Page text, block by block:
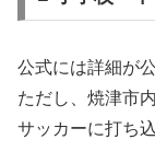
公式には詳細が
ただし、焼津市
サッカーに打ち